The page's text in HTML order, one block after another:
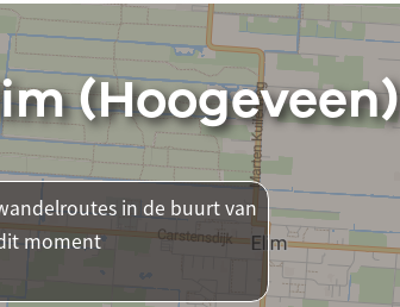
(Hoogeveen)
in de buurt van
moment